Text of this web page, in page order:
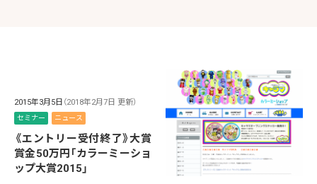
2015年3月5日 （2018年2月7日 更新）
セミナー ニュース
《エントリー受付終了》大賞
賞金50万円「カラーミーショ
ップ大賞2015」